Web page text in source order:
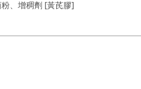
、增稠劑 [黃芪膠]